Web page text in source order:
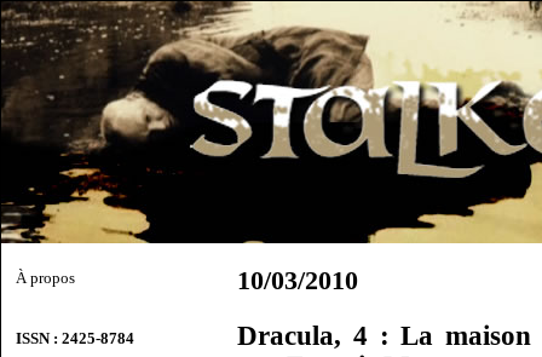
À propos
ISSN : 2425-8784
10/03/2010
Dracula, 4 : La maison